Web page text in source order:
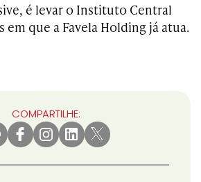
é levar o Instituto Central
em que a Favela Holding já atua.
COMPARTILHE: